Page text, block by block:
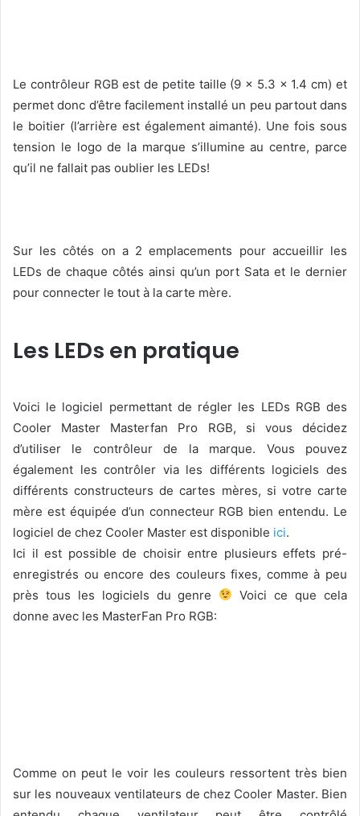
Le contrôleur RGB est de petite taille (9 x 5.3 x 1.4 cm) et
permet donc d’être facilement installé un peu partout dans
le boitier (l’arrière est également aimanté). Une fois sous
tension le logo de la marque s’illumine au centre, parce
qu’il ne fallait pas oublier les LEDs!
Sur les côtés on a 2 emplacements pour accueillir les
LEDs de chaque côtés ainsi qu’un port Sata et le dernier
pour connecter le tout à la carte mère.
Les LEDs en pratique
Voici le logiciel permettant de régler les LEDs RGB des
Cooler Master Masterfan Pro RGB, si vous décidez
d’utiliser le contrôleur de la marque. Vous pouvez
également les contrôler via les différents logiciels des
différents constructeurs de cartes mères, si votre carte
mère est équipée d’un connecteur RGB bien entendu. Le
logiciel de chez Cooler Master est disponible ici.
Ici il est possible de choisir entre plusieurs effets pré-
enregistrés ou encore des couleurs fixes, comme à peu
près tous les logiciels du genre
Voici ce que cela
donne avec les MasterFan Pro RGB:
Comme on peut le voir les couleurs ressortent très bien
sur les nouveaux ventilateurs de chez Cooler Master. Bien